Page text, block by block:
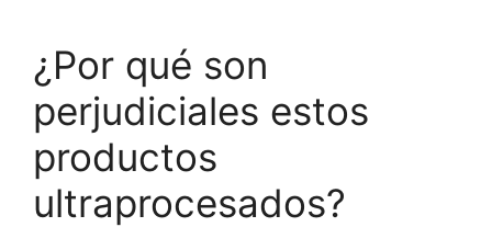
¿Por qué son
perjudiciales estos
productos
ultraprocesados?